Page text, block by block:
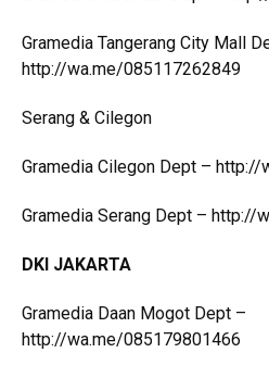
Gramedia Tangerang City Mall
http://wa.me/085117262849
Serang & Cilegon
Gramedia Cilegon Dept –
Gramedia Serang Dept – http://
DKI JAKARTA
Gramedia Daan Mogot Dept –
http://wa.me/085179801466